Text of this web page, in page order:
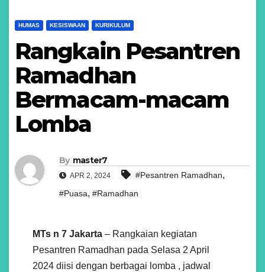
HUMAS KESISWAAN KURIKULUM
Rangkain Pesantren
Ramadhan
Bermacam-macam
Lomba
By master7
APR 2, 2024 #Pesantren Ramadhan,
#Puasa, #Ramadhan
MTs n 7 Jakarta – Rangkaian kegiatan
Pesantren Ramadhan pada Selasa 2 April
2024 diisi dengan berbagai lomba , jadwal